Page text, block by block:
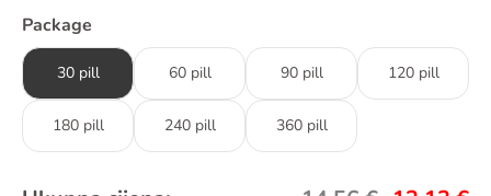
Package
30 pill 60 pill 90 pill 120 pill
180 pill 240 pill 360 pill